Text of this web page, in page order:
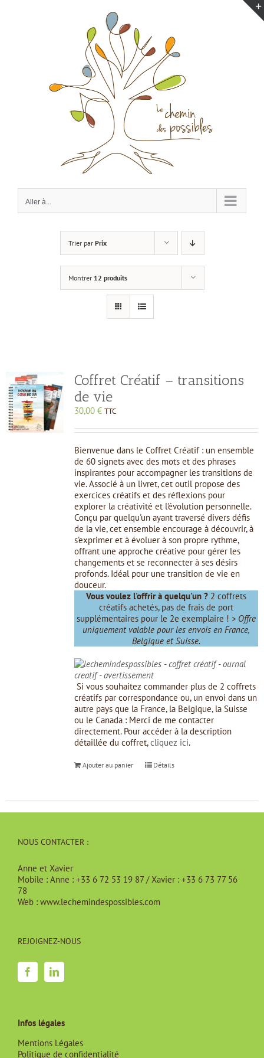
Aller à...
Trier par Prix
Montrer 12 produits
Coffret Créatif – transitions
de vie
30,00 € TTC
Bienvenue dans le Coffret Créatif : un ensemble
de 60 signets avec des mots et des phrases
inspirantes pour accompagner les transitions de
vie. Associé à un livret, cet outil propose des
exercices créatifs et des réflexions pour
explorer la créativité et l'évolution personnelle.
Conçu par quelqu'un ayant traversé divers défis
de la vie, cet ensemble encourage à découvrir, à
s'exprimer et à évoluer à son propre rythme,
offrant une approche créative pour gérer les
changements et se reconnecter à ses désirs
profonds. Idéal pour une transition de vie en
douceur.
Vous voulez l'offrir à quelqu'un ?2 coffrets
créatifs achetés, pas de frais de port
supplémentaires pour le 2e exemplaire ! > Offre
uniquement valable pour les envois en France,
Belgique et Suisse.
Si vous souhaitez commander plus de 2 coffrets
créatifs par correspondance ou, un envoi dans un
autre pays que la France, la Belgique, la Suisse
ou le Canada : Merci de me contacter
directement. Pour accéder à la description
détaillée du coffret,cliquez ici.
Ajouter au panier Détails
NOUS CONTACTER :
Anne et Xavier
Mobile : Anne : +33 6 72 53 19 87 / Xavier : +33 6 73 77 56
78
Web : www.lechemindespossibles.com
REJOIGNEZ-NOUS
Infos légales
Mentions Légales
Politique de confidentialité